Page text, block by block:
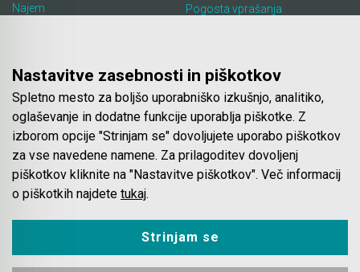
Najem
Pogosta vprašanja
Spletna trgovina
Pogoji poslovanja
Plačila
Odstop od nakupa
Dostava
Nastavitve zasebnosti in piškotkov
Spletno mesto za boljšo uporabniško izkušnjo, analitiko,
oglaševanje in dodatne funkcije uporablja piškotke. Z
izborom opcije "Strinjam se" dovoljujete uporabo piškotkov
za vse navedene namene. Za prilagoditev dovoljenj
piškotkov kliknite na "Nastavitve piškotkov". Več informacij
o piškotkih najdete tukaj.
Strinjam se